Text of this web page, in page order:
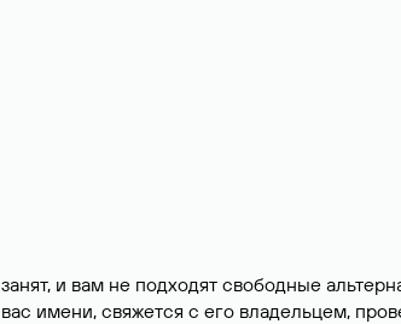
и вам не подходят свободные
имени, свяжется с его владельцем,